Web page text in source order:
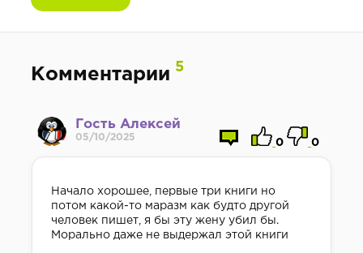
Комментарии 5
Гость Алексей
05/10/2025
0 0
Начало хорошее, первые три книги но
потом какой-то маразм как будто другой
человек пишет, я бы эту жену убил бы.
Морально даже не выдержал этой книги